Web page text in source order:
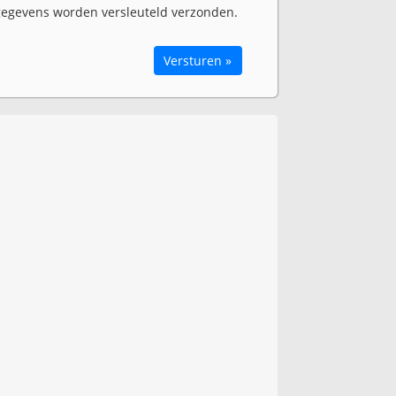
worden versleuteld verzonden.
Versturen »